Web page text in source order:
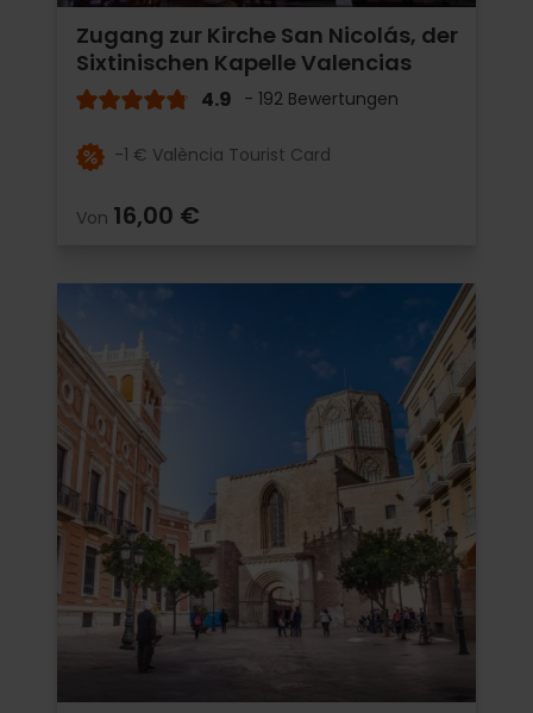
Zugang zur Kirche San Nicolás, der
Sixtinischen Kapelle Valencias
4.9 - 192 Bewertungen
-1 € València Tourist Card
Von 16,00 €